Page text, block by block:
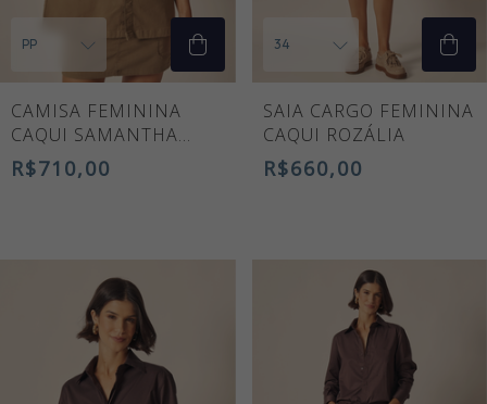
CAMISA FEMININA
CAQUI SAMANTHA
MANGA CURTA
R$710,00
SAIA CARGO FEMININA
CAQUI ROZÁLIA
R$660,00